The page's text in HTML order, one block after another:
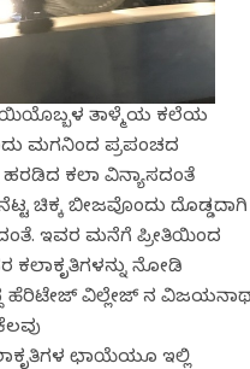
ತಾಳ್ಮೆಯ ಕಲೆಯ
ಮಗನಿಂದ ಪ್ರಪಂಚದ
ಹರಡಿದ ಕಲಾ ವಿನ್ಯಾಸದಂತೆ
ಚಿಕ್ಕ ಬೀಜವೊಂದು ದೊಡ್ಡದಾಗಿ
ಇವರ ಮನೆಗೆ ಪ್ರೀತಿಯಿಂದ
ಕಲಾಕೃತಿಗಳನ್ನು ನೋಡಿ
ಹೆರಿಟೇಜ್ ವಿಲ್ಲೇಜ್ ನ
ಛಾಯೆಯೂ ಇಲ್ಲಿ